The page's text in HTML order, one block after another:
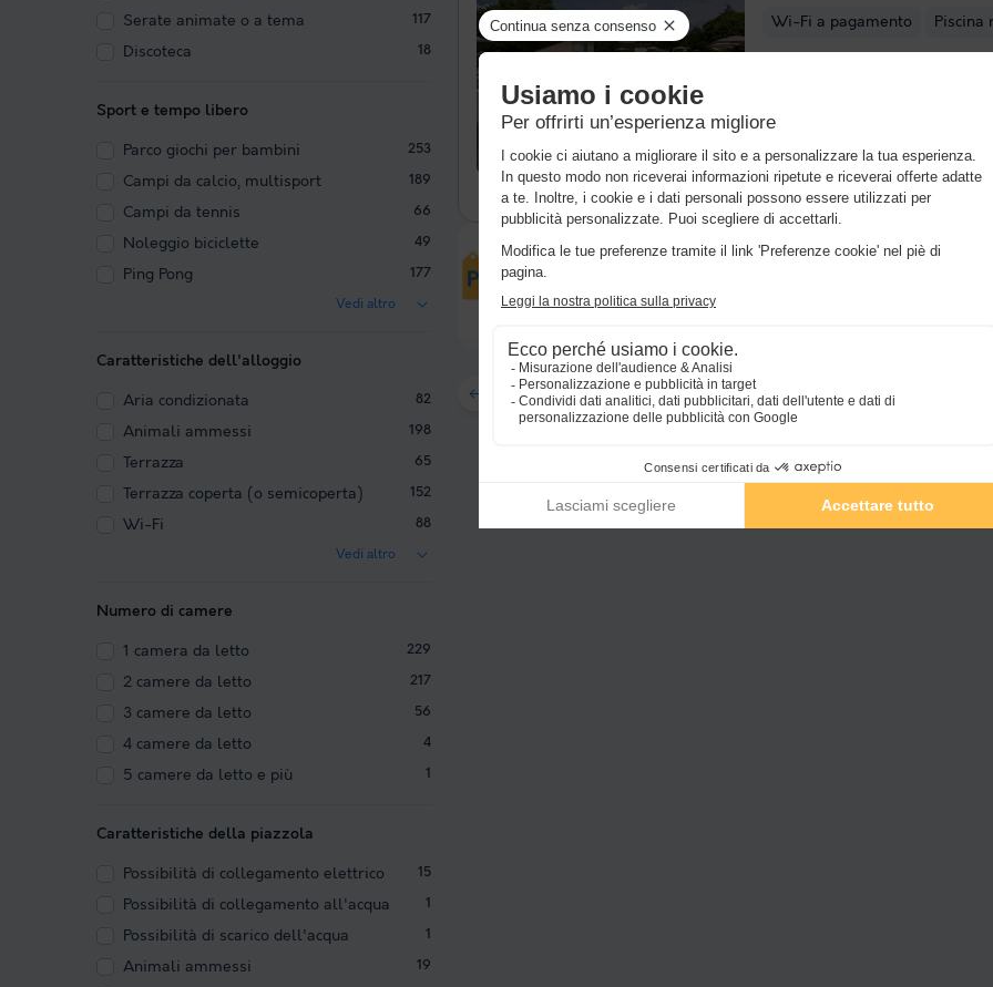
Serate animate o a tema 117
Discoteca 18
Sport e tempo libero
Parco giochi per bambini 253
Campi da calcio, multisport 189
Campi da tennis 66
Noleggio biciclette 49
Ping Pong 177
Vedi altro
Caratteristiche dell'alloggio
Aria condizionata 82
Animali ammessi 198
Terrazza 65
Terrazza coperta (o semicoperta) 152
Wi-Fi 88
Vedi altro
Numero di camere
1 camera da letto 229
2 camere da letto 217
3 camere da letto 56
4 camere da letto 4
5 camere da letto e più 1
Caratteristiche della piazzola
Possibilità di collegamento elettrico 15
Possibilità di collegamento all'acqua 1
Possibilità di scarico dell'acqua 1
Animali ammessi 19
Wi-Fi a pagamento Piscina
Il Camping Dordogne Les
nel cuore della magnifica
Dordogna, in un ambiente
verdeggiante. Circondato da
fiumi, il campeggio gode di una...
più
Promo a tempo limitato!
Spiagge libere, temperature perfette e totale relax:
lontano dalla folla estiva!